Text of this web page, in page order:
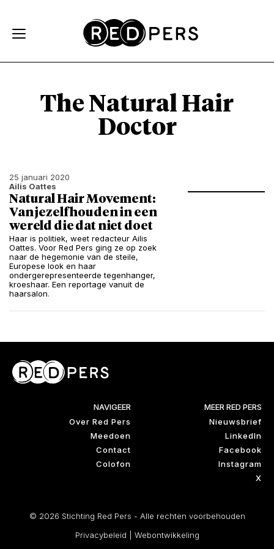
The Natural Hair
Doctor
25 januari 2020
Ailis Oattes
Natural Hair Movement:
Van jezelf houden in een
wereld die dat niet doet
Haar is politiek, weet redacteur Ailis
Oattes. Voor Red Pers ging ze op zoek
naar de hegemonie van de steile,
Europese look en haar
ondergerepresenteerde tegenhanger,
kroeshaar. Een reportage vanuit de
haarsalon.
NAVIGEER
Over Red Pers
Meedoen
Contact
Colofon
MEER RED PERS
Nieuwsbrief
LinkedIn
Facebook
Instagram
X
© 2026 Stichting Red Pers - Alle rechten voorbehouden
Privacybeleid
Webontwikkeling